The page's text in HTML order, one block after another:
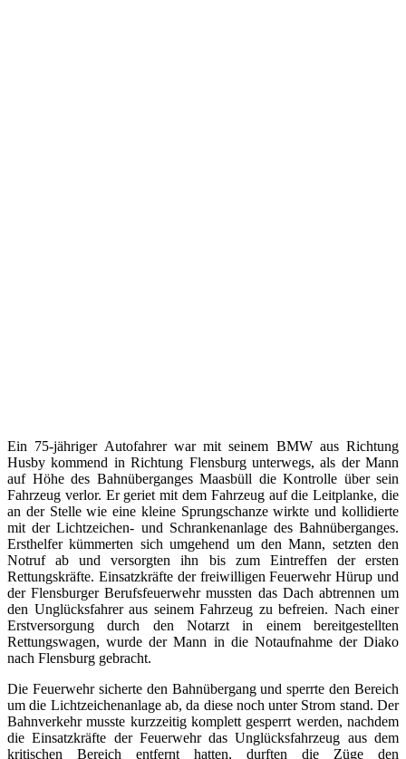
Ein 75-jähriger Autofahrer war mit seinem BMW aus Richtung
Husby kommend in Richtung Flensburg unterwegs, als der Mann
auf Höhe des Bahnüberganges Maasbüll die Kontrolle über sein
Fahrzeug verlor. Er geriet mit dem Fahrzeug auf die Leitplanke, die
an der Stelle wie eine kleine Sprungschanze wirkte und kollidierte
mit der Lichtzeichen- und Schrankenanlage des Bahnüberganges.
Ersthelfer kümmerten sich umgehend um den Mann, setzten den
Notruf ab und versorgten ihn bis zum Eintreffen der ersten
Rettungskräfte. Einsatzkräfte der freiwilligen Feuerwehr Hürup und
der Flensburger Berufsfeuerwehr mussten das Dach abtrennen um
den Unglücksfahrer aus seinem Fahrzeug zu befreien. Nach einer
Erstversorgung durch den Notarzt in einem bereitgestellten
Rettungswagen, wurde der Mann in die Notaufnahme der Diako
nach Flensburg gebracht.
Die Feuerwehr sicherte den Bahnübergang und sperrte den Bereich
um die Lichtzeichenanlage ab, da diese noch unter Strom stand. Der
Bahnverkehr musste kurzzeitig komplett gesperrt werden, nachdem
die Einsatzkräfte der Feuerwehr das Unglücksfahrzeug aus dem
kritischen Bereich entfernt hatten, durften die Züge den